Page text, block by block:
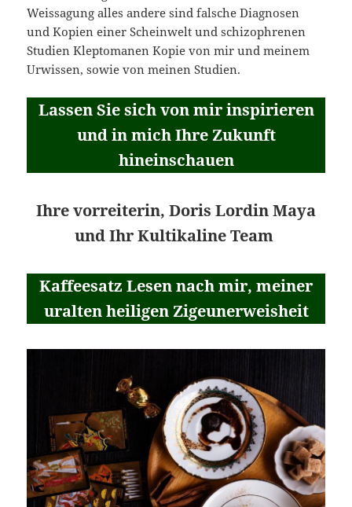
Weissagung alles andere sind falsche Diagnosen
und Kopien einer Scheinwelt und schizophrenen
Studien Kleptomanen Kopie von mir und meinem
Urwissen, sowie von meinen Studien.
Lassen Sie sich von mir inspirieren
und in mich Ihre Zukunft
hineinschauen
Ihre vorreiterin, Doris Lordin Maya
und Ihr Kultikaline Team
Kaffeesatz Lesen nach mir, meiner
uralten heiligen Zigeunerweisheit